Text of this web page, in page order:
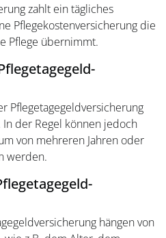
zahlt ein tägliches
Pflegekostenversicherung die
Pflege übernimmt.
Pflegetagegeld­versicherung
der Regel können jedoch
von mehreren Jahren oder
werden.
hängen von